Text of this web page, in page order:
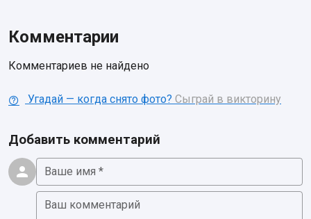
Комментарии
Комментариев не найдено
Угадай — когда снято фото? Сыграй в викторину
Добавить комментарий
Ваше имя *
Ваш комментарий